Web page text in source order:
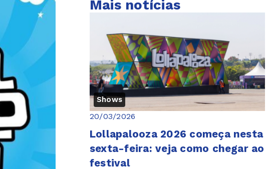
Mais notícias
Shows
20/03/2026
Lollapalooza 2026 começa nesta
sexta-feira: veja como chegar ao
festival